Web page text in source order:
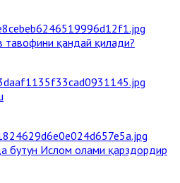
тавофини қандай қилади?
бутун Ислом олами қарздордир